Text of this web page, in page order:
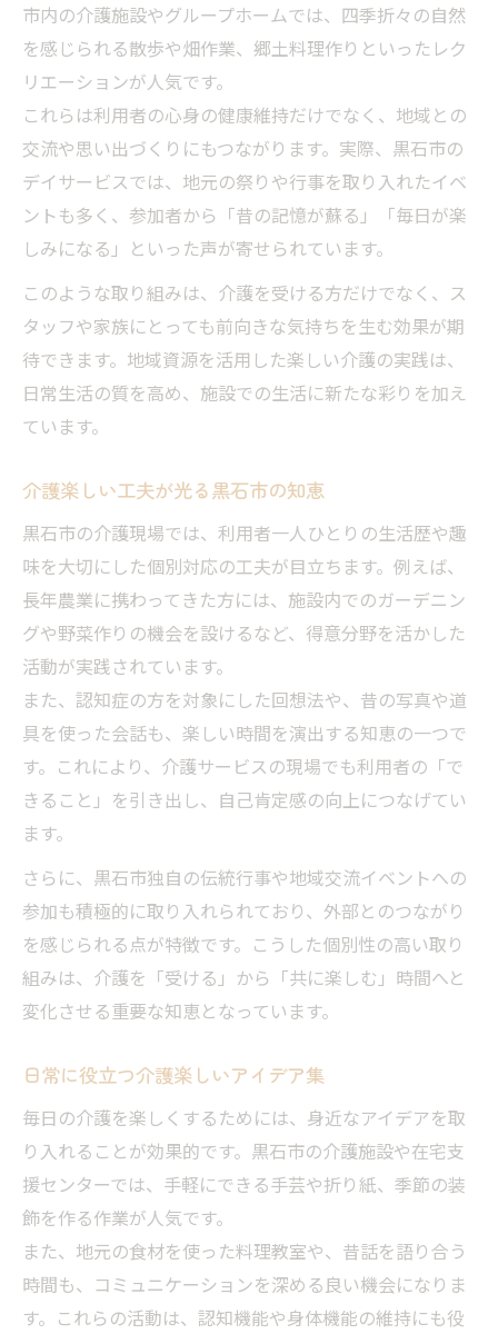
市内の介護施設やグループホームでは、四季折々の自然
を感じられる散歩や畑作業、郷土料理作りといったレク
リエーションが人気です。
これらは利用者の心身の健康維持だけでなく、地域との
交流や思い出づくりにもつながります。実際、黒石市の
デイサービスでは、地元の祭りや行事を取り入れたイベ
ントも多く、参加者から「昔の記憶が蘇る」「毎日が楽
しみになる」といった声が寄せられています。
このような取り組みは、介護を受ける方だけでなく、ス
タッフや家族にとっても前向きな気持ちを生む効果が期
待できます。地域資源を活用した楽しい介護の実践は、
日常生活の質を高め、施設での生活に新たな彩りを加え
ています。
介護楽しい工夫が光る黒石市の知恵
黒石市の介護現場では、利用者一人ひとりの生活歴や趣
味を大切にした個別対応の工夫が目立ちます。例えば、
長年農業に携わってきた方には、施設内でのガーデニン
グや野菜作りの機会を設けるなど、得意分野を活かした
活動が実践されています。
また、認知症の方を対象にした回想法や、昔の写真や道
具を使った会話も、楽しい時間を演出する知恵の一つで
す。これにより、介護サービスの現場でも利用者の「で
きること」を引き出し、自己肯定感の向上につなげてい
ます。
さらに、黒石市独自の伝統行事や地域交流イベントへの
参加も積極的に取り入れられており、外部とのつながり
を感じられる点が特徴です。こうした個別性の高い取り
組みは、介護を「受ける」から「共に楽しむ」時間へと
変化させる重要な知恵となっています。
日常に役立つ介護楽しいアイデア集
毎日の介護を楽しくするためには、身近なアイデアを取
り入れることが効果的です。黒石市の介護施設や在宅支
援センターでは、手軽にできる手芸や折り紙、季節の装
飾を作る作業が人気です。
また、地元の食材を使った料理教室や、昔話を語り合う
時間も、コミュニケーションを深める良い機会になりま
す。これらの活動は、認知機能や身体機能の維持にも役